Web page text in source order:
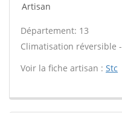
Artisan
Département: 13
Climatisation réversible -
Voir la fiche artisan : Stc